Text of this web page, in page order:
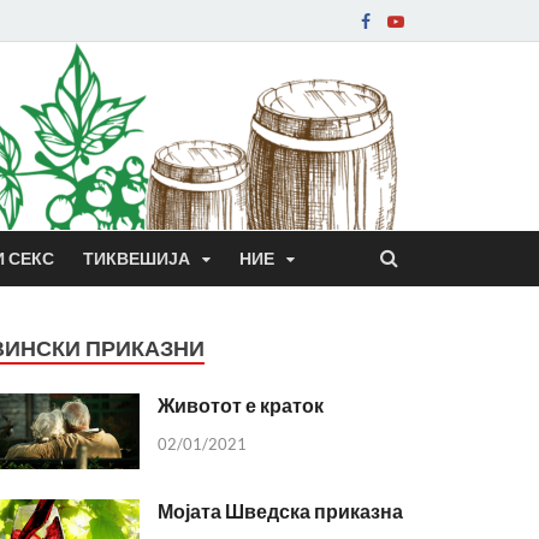
СЕКС ТИКВЕШИЈА НИЕ
ПРИКАЗНИ
Животот е краток
02/01/2021
Мојата Шведска приказна